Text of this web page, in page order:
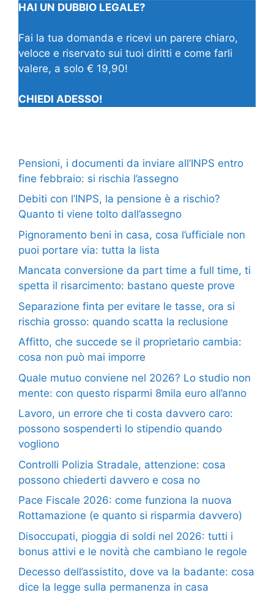
HAI UN DUBBIO LEGALE?
Fai la tua domanda e ricevi un parere chiaro,
veloce e riservato sui tuoi diritti e come farli
valere, a solo € 19,90!
CHIEDI ADESSO!
Pensioni, i documenti da inviare all’INPS entro
fine febbraio: si rischia l’assegno
Debiti con l’INPS, la pensione è a rischio?
Quanto ti viene tolto dall’assegno
Pignoramento beni in casa, cosa l’ufficiale non
puoi portare via: tutta la lista
Mancata conversione da part time a full time, ti
spetta il risarcimento: bastano queste prove
Separazione finta per evitare le tasse, ora si
rischia grosso: quando scatta la reclusione
Affitto, che succede se il proprietario cambia:
cosa non può mai imporre
Quale mutuo conviene nel 2026? Lo studio non
mente: con questo risparmi 8mila euro all’anno
Lavoro, un errore che ti costa davvero caro:
possono sospenderti lo stipendio quando
vogliono
Controlli Polizia Stradale, attenzione: cosa
possono chiederti davvero e cosa no
Pace Fiscale 2026: come funziona la nuova
Rottamazione (e quanto si risparmia davvero)
Disoccupati, pioggia di soldi nel 2026: tutti i
bonus attivi e le novità che cambiano le regole
Decesso dell’assistito, dove va la badante: cosa
dice la legge sulla permanenza in casa